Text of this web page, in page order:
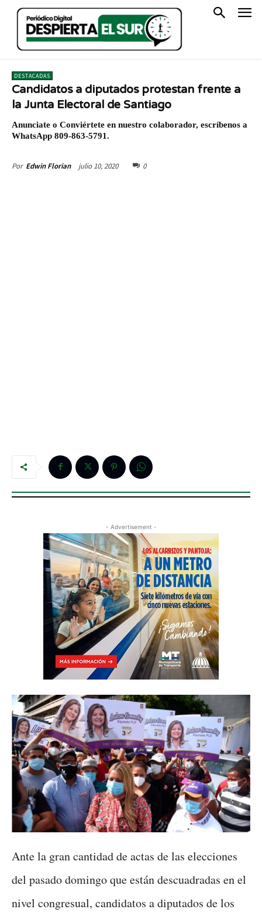
DESTACADAS
Candidatos a diputados protestan frente a
la Junta Electoral de Santiago
Anunciate o Conviértete en nuestro colaborador, escríbenos a
WhatsApp 809-863-5791.
Por Edwin Florian julio 10, 2020 0
- Advertisement -
Ante la gran cantidad de actas de las elecciones
del pasado domingo que están descuadradas en el
nivel congresual, candidatos a diputados de los